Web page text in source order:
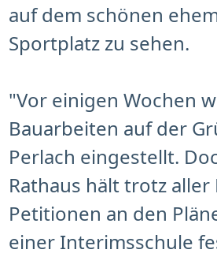
auf dem schönen
Sportplatz zu sehen.
"Vor einigen Wochen
Bauarbeiten auf der
Perlach eingestellt.
Rathaus hält trotz
Petitionen an den
einer Interimsschule